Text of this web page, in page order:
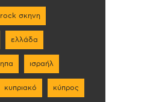
rock σκηνη
ελλάδα
ηπα ισραήλ
κυπριακό κύπρος